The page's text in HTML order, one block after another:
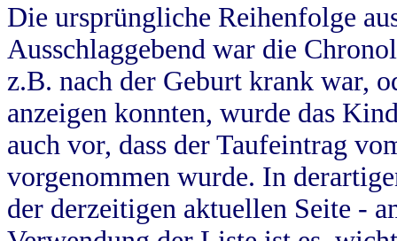
Die ursprüngliche Reihenfolge
Ausschlaggebend war die
z.B. nach der Geburt krank war,
anzeigen konnten, wurde das
auch vor, dass der Taufeintrag
vorgenommen wurde. In
der derzeitigen aktuellen Seite -